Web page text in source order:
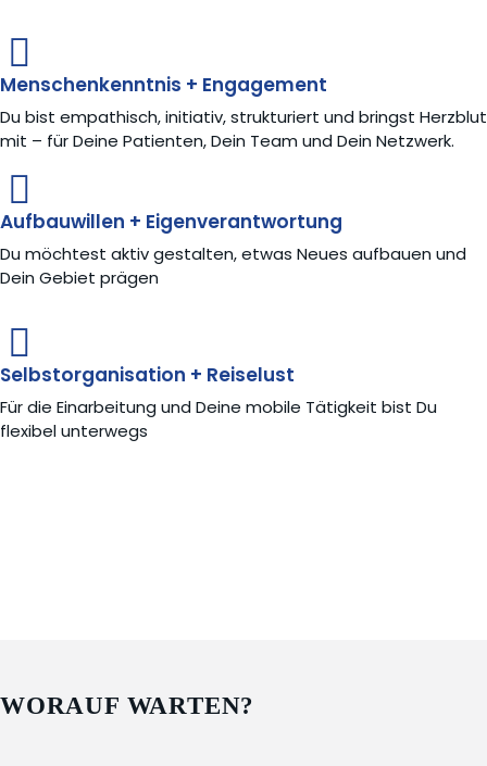
Menschenkenntnis + Engagement
Du bist empathisch, initiativ, strukturiert und bringst Herzblut
mit – für Deine Patienten, Dein Team und Dein Netzwerk.
Aufbauwillen + Eigenverantwortung
Du möchtest aktiv gestalten, etwas Neues aufbauen und
Dein Gebiet prägen
Selbstorganisation + Reiselust
Für die Einarbeitung und Deine mobile Tätigkeit bist Du
flexibel unterwegs
WORAUF WARTEN?